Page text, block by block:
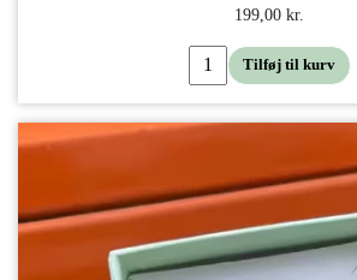
199,00 kr.
Tilføj til kurv